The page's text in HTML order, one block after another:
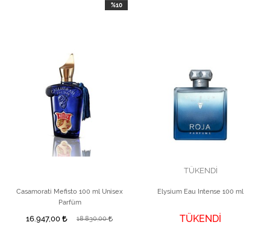
Casamorati Mefisto 100 ml Unisex
Parfüm
16.947,00 18.830,00
%10
TÜKENDİ
Elysium Eau Intense 100 ml
TÜKENDİ